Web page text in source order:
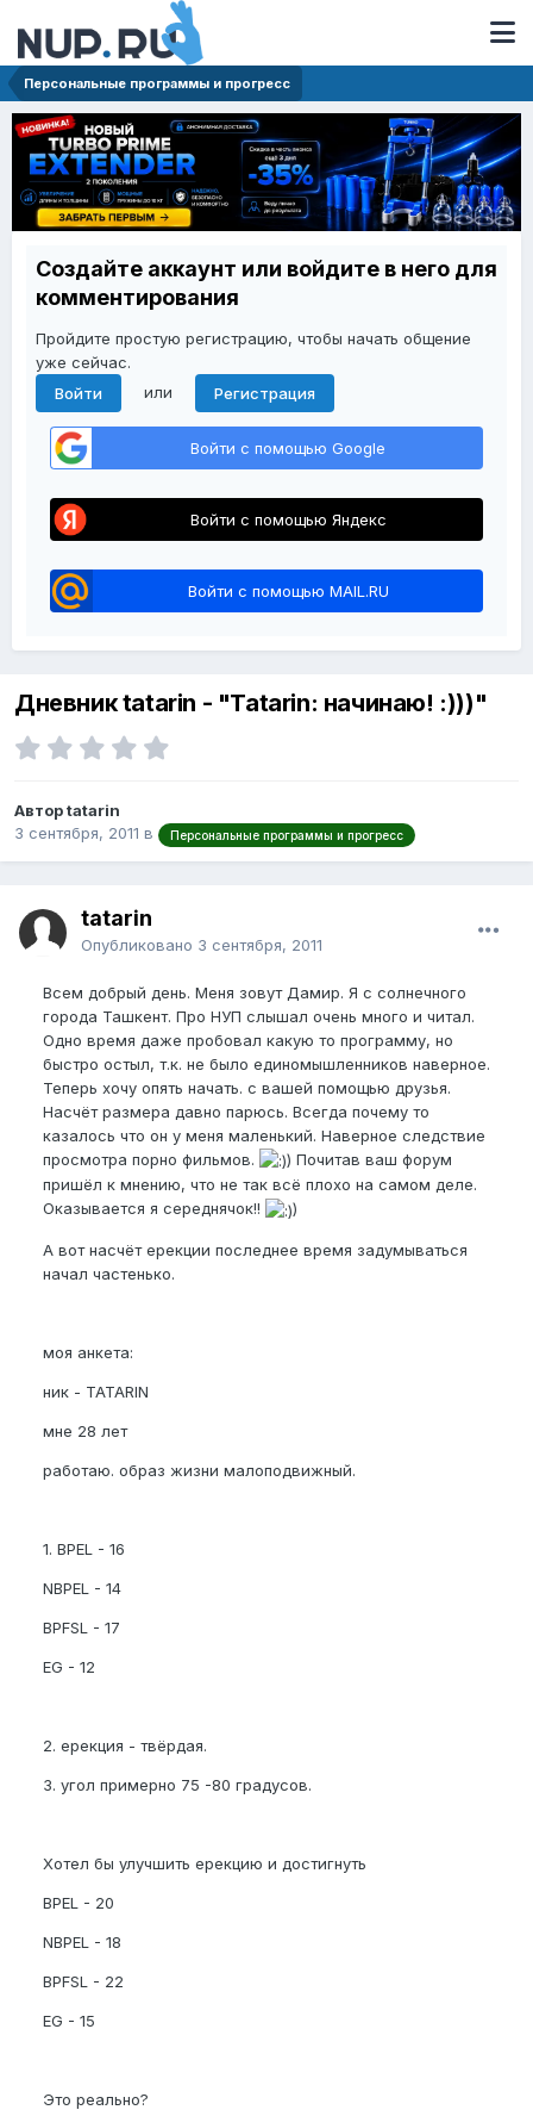
Персональные программы и прогресс
Создайте аккаунт или войдите в него для
комментирования
Пройдите простую регистрацию, чтобы начать общение
уже сейчас.
Войти
или Регистрация
Войти с помощью Google
Войти с помощью Яндекс
Войти с помощью MAIL.RU
Дневник tatarin - "Tatarin: начинаю! :)))"
Автор tatarin
3 сентября, 2011 в Персональные программы и прогресс
tatarin
Опубликовано 3 сентября, 2011
Всем добрый день. Меня зовут Дамир. Я с солнечного
города Ташкент. Про НУП слышал очень много и читал.
Одно время даже пробовал какую то программу, но
быстро остыл, т.к. не было единомышленников наверное.
Теперь хочу опять начать. с вашей помощью друзья.
Насчёт размера давно парюсь. Всегда почему то
казалось что он у меня маленький. Наверное следствие
просмотра порно фильмов.
) Почитав ваш форум
пришёл к мнению, что не так всё плохо на самом деле.
Оказывается я середнячок!!
)
А вот насчёт ерекции последнее время задумываться
начал частенько.
моя анкета:
ник - TATARIN
мне 28 лет
работаю. образ жизни малоподвижный.
1. BPEL - 16
NBPEL - 14
BPFSL - 17
EG - 12
2. ерекция - твёрдая.
3. угол примерно 75 -80 градусов.
Хотел бы улучшить ерекцию и достигнуть
BPEL - 20
NBPEL - 18
BPFSL - 22
EG - 15
Это реально?